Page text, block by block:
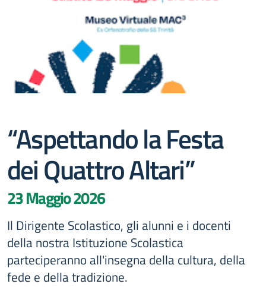
“Aspettando la Festa
dei Quattro Altari”
23 Maggio 2026
Il Dirigente Scolastico, gli alunni e i docenti
della nostra Istituzione Scolastica
parteciperanno all'insegna della cultura, della
fede e della tradizione.